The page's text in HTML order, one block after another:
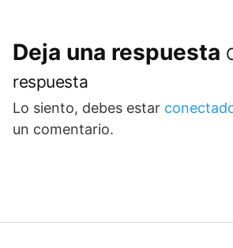
Deja una respuesta
respuesta
Lo siento, debes estar
un comentario.